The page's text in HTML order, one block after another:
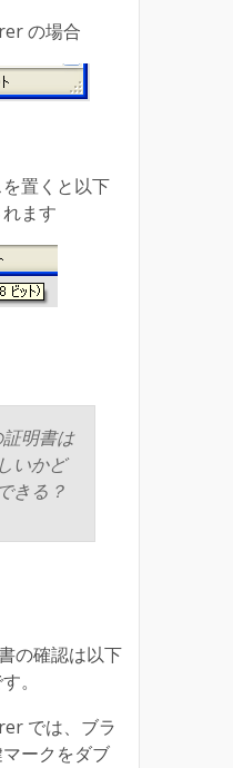
の場合
置くと以下
ます
証明書は
いかど
きる？
の確認は以下
。
では、ブラ
ークをダブ